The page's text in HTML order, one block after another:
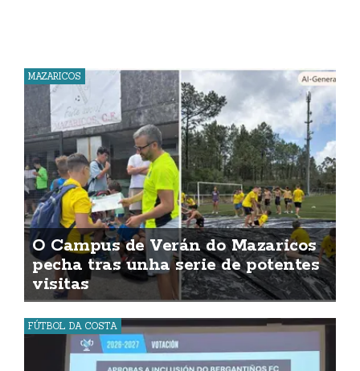
MAZARICOS
O Campus de Verán do Mazaricos
pecha tras unha serie de potentes
visitas
FÚTBOL DA COSTA